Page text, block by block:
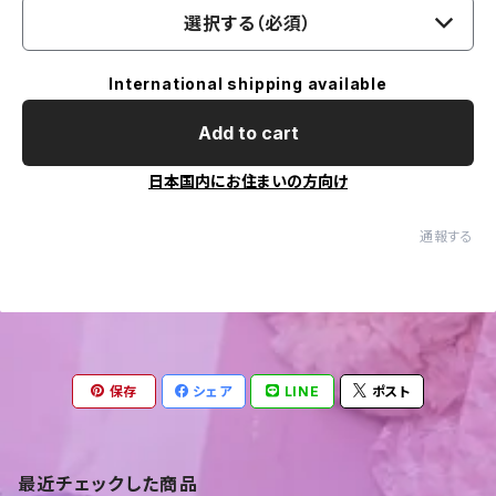
選択する（必須）
International shipping available
Add to cart
日本国内にお住まいの方向け
通報する
保存 シェア LINE ポスト
最近チェックした商品